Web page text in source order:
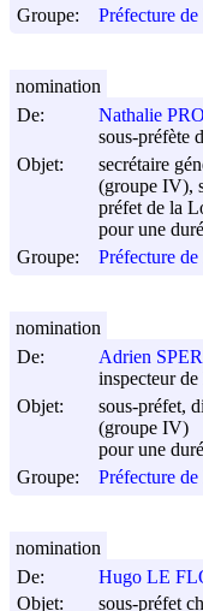
Groupe:
Préfecture
De:
Nathalie
sous-préfète
Objet:
secrétaire
(groupe IV),
préfet de la
pour une
Groupe:
Préfecture
nomination
De:
Adrien
inspecteur
Objet:
sous-préfet,
(groupe IV)
pour une
Groupe:
Préfecture
nomination
De:
Hugo LE
Objet:
sous-préfet
nomination